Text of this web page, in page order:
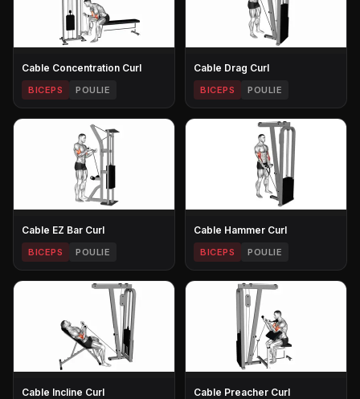
Cable Concentration Curl
BICEPS POULIE
Cable Drag Curl
BICEPS POULIE
Cable EZ Bar Curl
BICEPS POULIE
Cable Hammer Curl
BICEPS POULIE
Cable Incline Curl Cable Preacher Curl